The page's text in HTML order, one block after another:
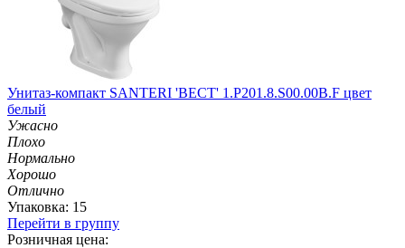
Унитаз-компакт SANTERI 'ВЕСТ' 1.P201.8.S00.00B.F цвет
белый
Ужасно
Плохо
Нормально
Хорошо
Отлично
Упаковка: 15
Перейти в группу
Розничная цена: